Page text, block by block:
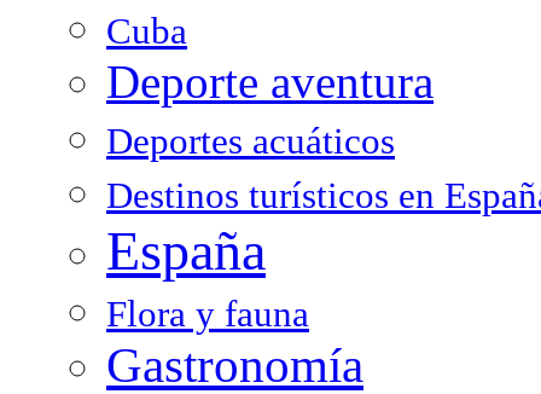
Cuba
Deporte aventura
Deportes acuáticos
Destinos turísticos en
España
Flora y fauna
Gastronomía